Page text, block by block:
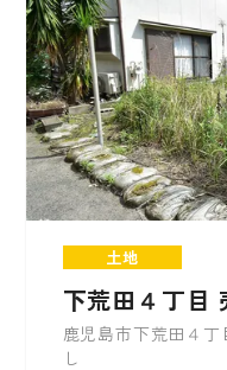
土地
下荒田４丁目
鹿児島市下荒田４
し